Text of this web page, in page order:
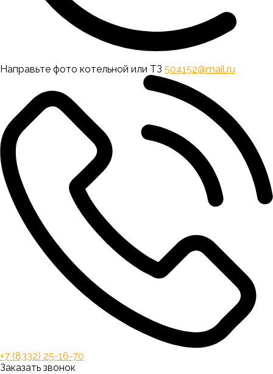
Направьте фото котельной или ТЗ 504152@mail.ru
+7 (8332) 25-16-70
Заказать звонок